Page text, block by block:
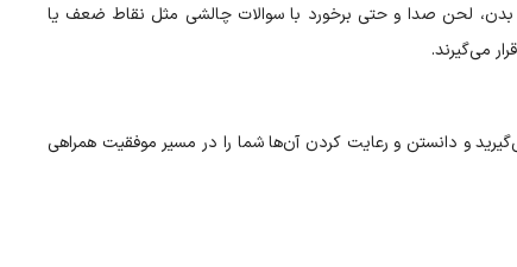
بدن، لحن صدا و حتی برخورد با سوالات چالشی مثل نقاط ضعف یا
می‌گیرند.
و دانستن و رعایت کردن آن‌ها شما را در مسیر موفقیت همراهی